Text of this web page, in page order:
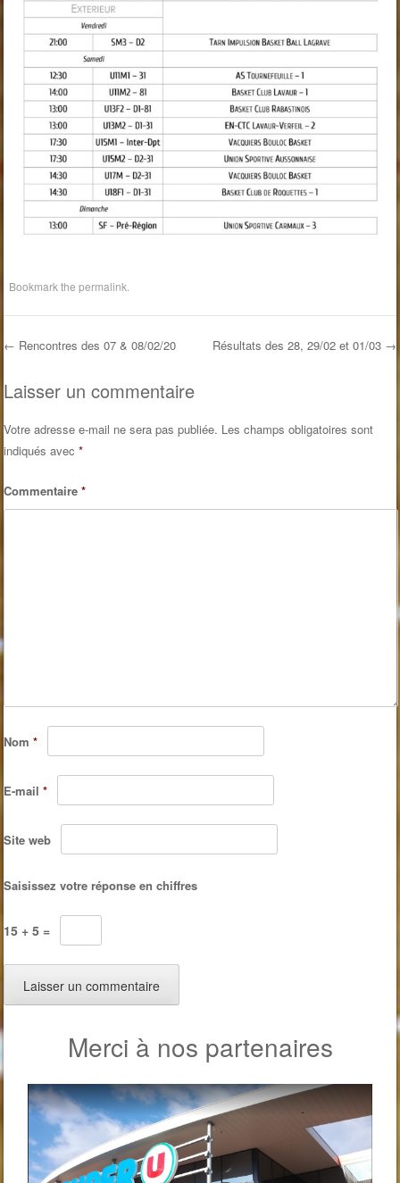
Bookmark thepermalink
Post navigation
← Rencontres des 07 & 08/02/20 Résultats des 28, 29/02 et 01/03 →
Laisser un commentaire
Votre adresse e-mail ne sera pas publiée. Les champs obligatoires sont
indiqués avec*
Commentaire*
Nom*
E-mail*
Site web
Saisissez votre réponse en chiffres
15 + 5 =
Merci à nos partenaires